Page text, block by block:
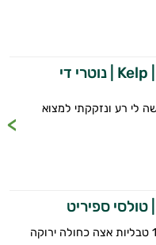
לי רע ונזקקתי למצוא
טולסי ספיריט
ספירולינה 500 מ"ג - 150 טבליות אצה כחולה ירוקה